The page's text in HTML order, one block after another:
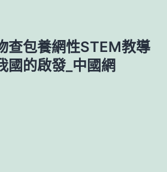
查包養網性STEM教導
國的啟發_中國網